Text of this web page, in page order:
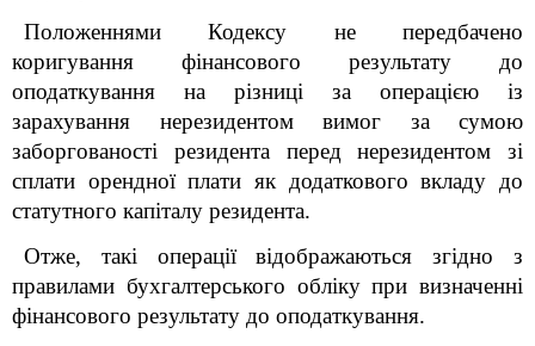
Положеннями Кодексу не передбачено
коригування фінансового результату до
оподаткування на різниці за операцією із
зарахування нерезидентом вимог за сумою
заборгованості резидента перед нерезидентом зі
сплати орендної плати як додаткового вкладу до
статутного капіталу резидента.
Отже, такі операції відображаються згідно з
правилами бухгалтерського обліку при визначенні
фінансового результату до оподаткування.